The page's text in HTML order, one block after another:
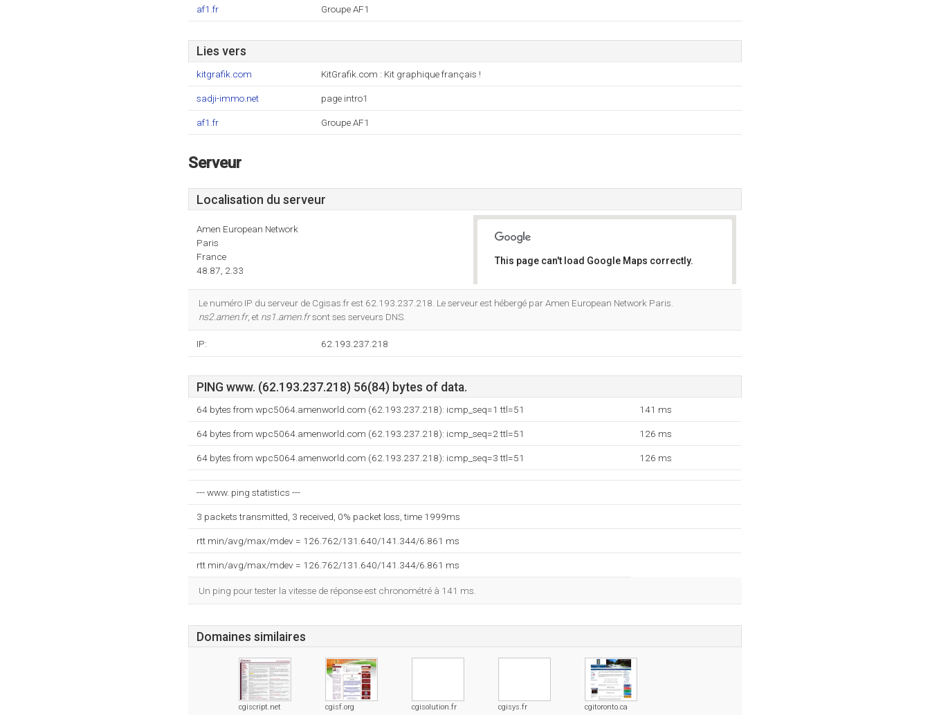
af1.fr Groupe AF1
Lies vers
kitgrafik.com KitGrafik.com : Kit graphique français !
sadji-immo.net page intro1
af1.fr Groupe AF1
Serveur
Localisation du serveur
Amen European Network
Paris
France
48.87, 2.33
This page can't load Google Maps correctly.
Le numéro IP du serveur de Cgisas.fr est 62.193.237.218. Le serveur est hébergé par Amen European Network Paris.
ns2.amen.fr, et ns1.amen.frsont ses serveurs DNS.
IP: 62.193.237.218
PING www. (62.193.237.218) 56(84) bytes of data.
64 bytes from wpc5064.amenworld.com (62.193.237.218): icmp_seq=1 ttl=51 141 ms
64 bytes from wpc5064.amenworld.com (62.193.237.218): icmp_seq=2 ttl=51 126 ms
64 bytes from wpc5064.amenworld.com (62.193.237.218): icmp_seq=3 ttl=51 126 ms
--- www. ping statistics ---
3 packets transmitted, 3 received, 0% packet loss, time 1999ms
rtt min/avg/max/mdev = 126.762/131.640/141.344/6.861 ms
rtt min/avg/max/mdev = 126.762/131.640/141.344/6.861 ms
Un ping pour tester la vitesse de réponse est chronométré à 141 ms.
Domaines similaires
cgiscript.net cgisf.org cgisolution.fr cgisys.fr cgitoronto.ca